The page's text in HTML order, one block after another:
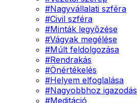
#Nagyvállalati szféra
#Civil szféra
#Minták legyőzése
#Vágyak megélése
#Múlt feldolgozása
#Rendrakás
#Önértékelés
#Helyem elfoglalása
#Nagyobbhoz igazodás
#Meditáció